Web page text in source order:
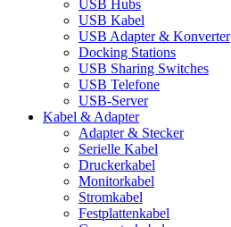
USB Hubs
USB Kabel
USB Adapter & Konverter
Docking Stations
USB Sharing Switches
USB Telefone
USB-Server
Kabel & Adapter
Adapter & Stecker
Serielle Kabel
Druckerkabel
Monitorkabel
Stromkabel
Festplattenkabel